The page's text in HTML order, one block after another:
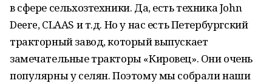
в сфере сельхозтехники. Да, есть техника John
Deere, CLAAS и т.д. Но у нас есть Петербургский
тракторный завод, который выпускает
замечательные тракторы «Кировец». Они очень
популярны у селян. Поэтому мы собрали наши